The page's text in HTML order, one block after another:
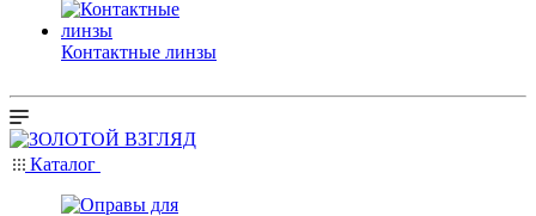
Контактные линзы
Каталог